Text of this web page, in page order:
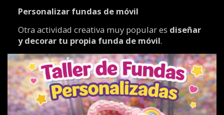
Personalizar fundas de móvil
Otra actividad creativa muy popular es diseñar
y decorar tu propia funda de móvil.